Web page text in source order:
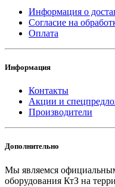
Информация о
Согласие на
Оплата
Информация
Контакты
Акции и
Производители
Дополнительно
Мы являемся
оборудования КтЗ на